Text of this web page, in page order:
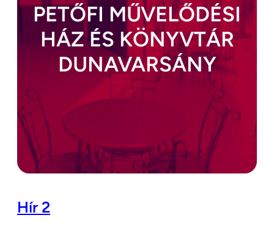
PETŐFI MŰVELŐDÉSI
HÁZ ÉS KÖNYVTÁR
DUNAVARSÁNY
Hír 2